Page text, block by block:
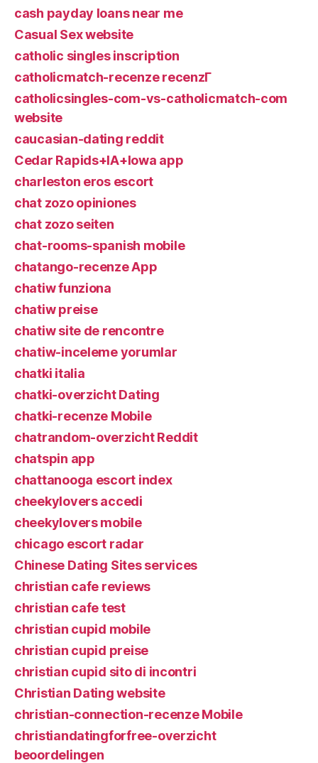
cash payday loans near me
Casual Sex website
catholic singles inscription
catholicmatch-recenze recenzГ­
catholicsingles-com-vs-catholicmatch-com
website
caucasian-dating reddit
Cedar Rapids+IA+Iowa app
charleston eros escort
chat zozo opiniones
chat zozo seiten
chat-rooms-spanish mobile
chatango-recenze App
chatiw funziona
chatiw preise
chatiw site de rencontre
chatiw-inceleme yorumlar
chatki italia
chatki-overzicht Dating
chatki-recenze Mobile
chatrandom-overzicht Reddit
chatspin app
chattanooga escort index
cheekylovers accedi
cheekylovers mobile
chicago escort radar
Chinese Dating Sites services
christian cafe reviews
christian cafe test
christian cupid mobile
christian cupid preise
christian cupid sito di incontri
Christian Dating website
christian-connection-recenze Mobile
christiandatingforfree-overzicht
beoordelingen